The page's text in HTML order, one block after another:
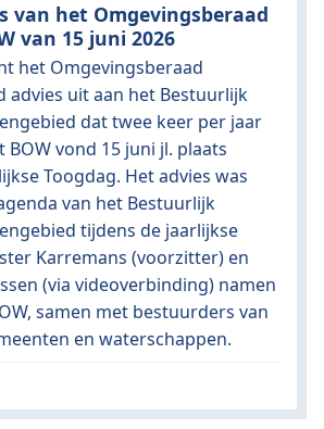
van het Omgevingsberaad
van 15 juni 2026
het Omgevingsberaad
advies uit aan het Bestuurlijk
dat twee keer per jaar
BOW vond 15 juni jl. plaats
Toogdag. Het advies was
van het Bestuurlijk
tijdens de jaarlijkse
Karremans (voorzitter) en
(via videoverbinding) namen
samen met bestuurders van
en waterschappen.